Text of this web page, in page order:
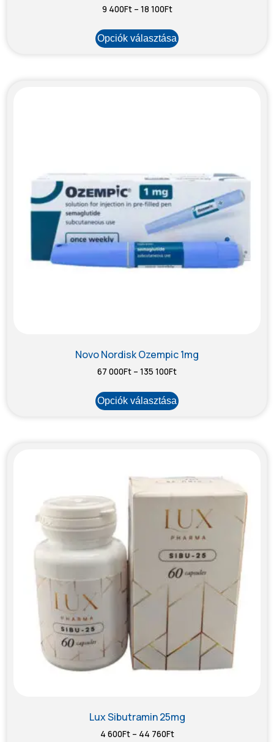
9 400Ft – 18 100Ft
Opciók választása
Novo Nordisk Ozempic 1mg
67 000Ft – 135 100Ft
Opciók választása
Lux Sibutramin 25mg
4 600Ft – 44 760Ft